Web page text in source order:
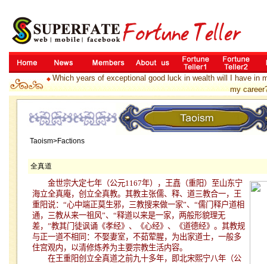
◆ Which years of exceptional good luck in wealth will I have in
my
Taoism>Factions
全真道
金世宗大定七年（公元1167年），王嚞（重阳）至山东宁
海立全真庵，创立全真教。其教主张儒、释、道三教合一，王
重阳说： “心中端正莫生邪，三教搜来做一家”、 “儒门释户道相
通，三教从来一祖风”、 “释道以来是一家，两般形貌理无
差， ”教其门徒讽诵《孝经》、《心经》、《道德经》。其教规
与正一道不相同：不娶妻室，不茹荤腥，为出家道士，一般多
住宫观内，以清修炼养为主要宗教生活内容。
在王重阳创立全真道之前九十多年，即北宋熙宁八年（公